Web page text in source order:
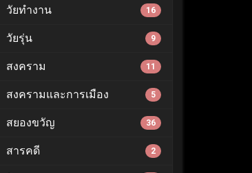
วัยทำงาน 16
วัยรุ่น 9
สงคราม 11
สงครามและการเมือง 5
สยองขวัญ 36
สารคดี 2